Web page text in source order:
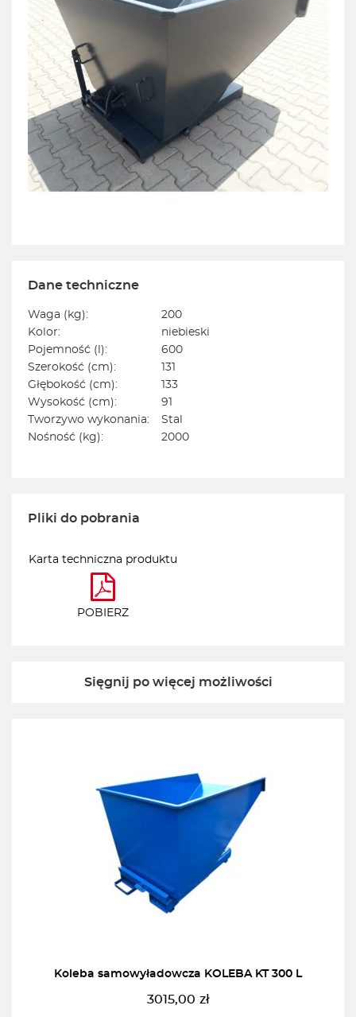
Dane techniczne
Waga (kg):
200
Kolor:
niebieski
Pojemność (l):
600
Szerokość (cm):
131
Głębokość (cm):
133
Wysokość (cm):
91
Tworzywo wykonania:
Stal
Nośność (kg):
2000
Pliki do pobrania
Karta techniczna produktu
POBIERZ
Sięgnij po więcej możliwości
Koleba samowyładowcza KOLEBA KT 300 L
3015,00 zł